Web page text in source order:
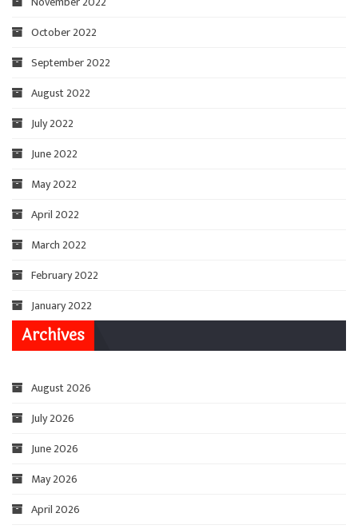
October 2022
September 2022
August 2022
July 2022
June 2022
May 2022
April 2022
March 2022
February 2022
January 2022
Archives
August 2026
July 2026
June 2026
May 2026
April 2026